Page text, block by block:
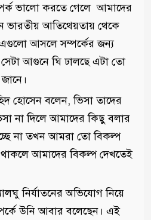
ভালো করতে গেলে আমাদের
ভারতীয় আতিথেয়তায় থেকে
এগুলো আসলে সম্পর্কের জন্য
আগুনে ঘি ঢালছে এটা তো
হোসেন বলেন, ভিসা তাদের
না দিলে আমাদের কিছু বলার
না তখন আমরা তো বিকল্প
আমাদের বিকল্প দেখতেই
নির্যাতনের অভিযোগ নিয়ে
উনি আবার বলেছেন। এই